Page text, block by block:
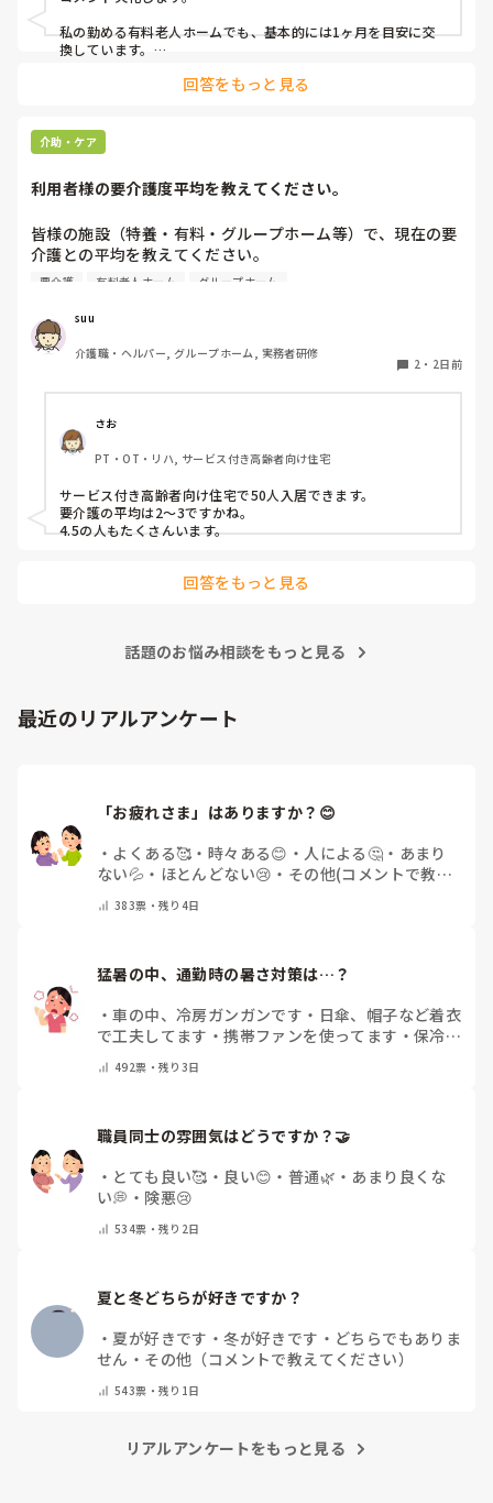
私の勤める有料老人ホームでも、基本的には1ヶ月を目安に交
換しています。
関してはご本人のペースにお任せしています。
ゃるため、状態を見つつ交換間隔を少し長めにするなど、個別
の事情に合わせて柔軟に対応しています。
他の施設での対応も気になりますね。参考になれば幸いです。
回答をもっと見る
介助・ケア
利用者様の要介護度平均を教えてください。
皆様の施設（特養・有料・グループホーム等）で、現在の要
介護との平均を教えてください。
要介護 有料老人ホーム グループホーム
suu
介護職・ヘルパー, グループホーム, 実務者研修
2 ・ 2日前
さお
PT・OT・リハ, サービス付き高齢者向け住宅
サービス付き高齢者向け住宅で50人入居できます。
要介護の平均は2〜3ですかね。
4.5の人もたくさんいます。
回答をもっと見る
話題のお悩み相談をもっと見る
最近のリアルアンケート
「お疲れさま」はありますか？😊
・ よくある🥰 ・ 時々ある😊 ・ 人による🤔 ・ あまり
ない💦 ・ ほとんどない😢 ・ その他(コメントで教え
てください)
383票・残り4日
猛暑の中、通勤時の暑さ対策は…？
・車の中、冷房ガンガンです ・ 日傘、帽子など着衣
で工夫してます ・携帯ファンを使ってます ・ 保冷剤
を持ち運んでいます
ん ・その他（コメントで教えて下さい）
492票・残り3日
職員同士の雰囲気はどうですか？🤝
・ とても良い🥰 ・ 良い😊 ・ 普通🌿 ・ あまり良くな
い💭 ・ 険悪😢
534票・残り2日
夏と冬どちらが好きですか？
・夏が好きです ・冬が好きです ・ どちらでもありま
せん ・ その他（コメントで教えてください）
543票・残り1日
リアルアンケートをもっと見る